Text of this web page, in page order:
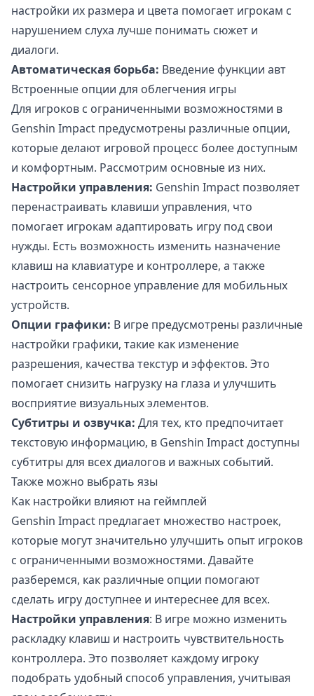
настройки их размера и цвета помогает игрокам с
нарушением слуха лучше понимать сюжет и
диалоги.
Автоматическая борьба: Введение функции авт
Встроенные опции для облегчения игры
Для игроков с ограниченными возможностями в
Genshin Impact предусмотрены различные опции,
которые делают игровой процесс более доступным
и комфортным. Рассмотрим основные из них.
Настройки управления: Genshin Impact позволяет
перенастраивать клавиши управления, что
помогает игрокам адаптировать игру под свои
нужды. Есть возможность изменить назначение
клавиш на клавиатуре и контроллере, а также
настроить сенсорное управление для мобильных
устройств.
Опции графики: В игре предусмотрены различные
настройки графики, такие как изменение
разрешения, качества текстур и эффектов. Это
помогает снизить нагрузку на глаза и улучшить
восприятие визуальных элементов.
Субтитры и озвучка: Для тех, кто предпочитает
текстовую информацию, в Genshin Impact доступны
субтитры для всех диалогов и важных событий.
Также можно выбрать язы
Как настройки влияют на геймплей
Genshin Impact предлагает множество настроек,
которые могут значительно улучшить опыт игроков
с ограниченными возможностями. Давайте
разберемся, как различные опции помогают
сделать игру доступнее и интереснее для всех.
Настройки управления: В игре можно изменить
раскладку клавиш и настроить чувствительность
контроллера. Это позволяет каждому игроку
подобрать удобный способ управления, учитывая